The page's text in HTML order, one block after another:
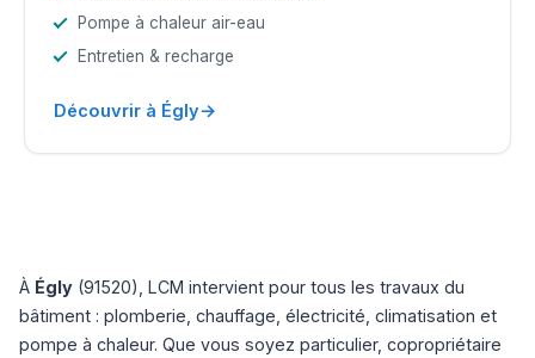
Pompe à chaleur air-eau
Entretien & recharge
Découvrir à Égly→
À Égly (91520), LCM intervient pour tous les travaux du
bâtiment : plomberie, chauffage, électricité, climatisation et
pompe à chaleur. Que vous soyez particulier, copropriétaire